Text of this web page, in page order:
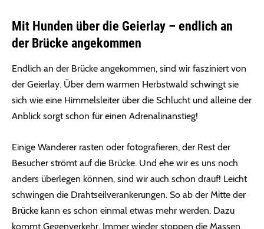
Mit Hunden über die Geierlay – endlich an
der Brücke angekommen
Endlich an der Brücke angekommen, sind wir fasziniert von
der Geierlay. Über dem warmen Herbstwald schwingt sie
sich wie eine Himmelsleiter über die Schlucht und alleine der
Anblick sorgt schon für einen Adrenalinanstieg!
Einige Wanderer rasten oder fotografieren, der Rest der
Besucher strömt auf die Brücke. Und ehe wir es uns noch
anders überlegen können, sind wir auch schon drauf! Leicht
schwingen die Drahtseilverankerungen. So ab der Mitte der
Brücke kann es schon einmal etwas mehr werden. Dazu
kommt Gegenverkehr. Immer wieder stoppen die Massen,